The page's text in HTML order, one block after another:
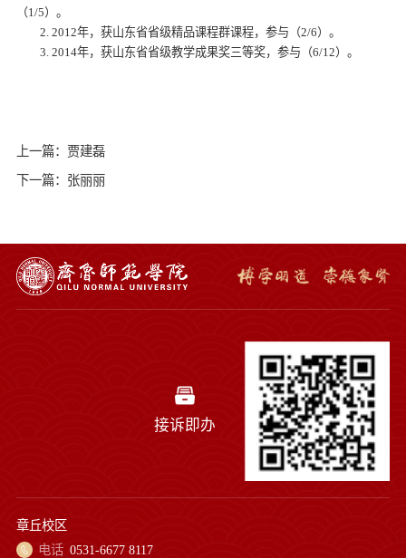
（1/5）。
2. 2012年，获山东省省级精品课程群课程，参与（2/6）。
3. 2014年，获山东省省级教学成果奖三等奖，参与（6/12）。
上一篇：贾建磊
下一篇：张丽丽
接诉即办
章丘校区
电话 0531-6677 8117